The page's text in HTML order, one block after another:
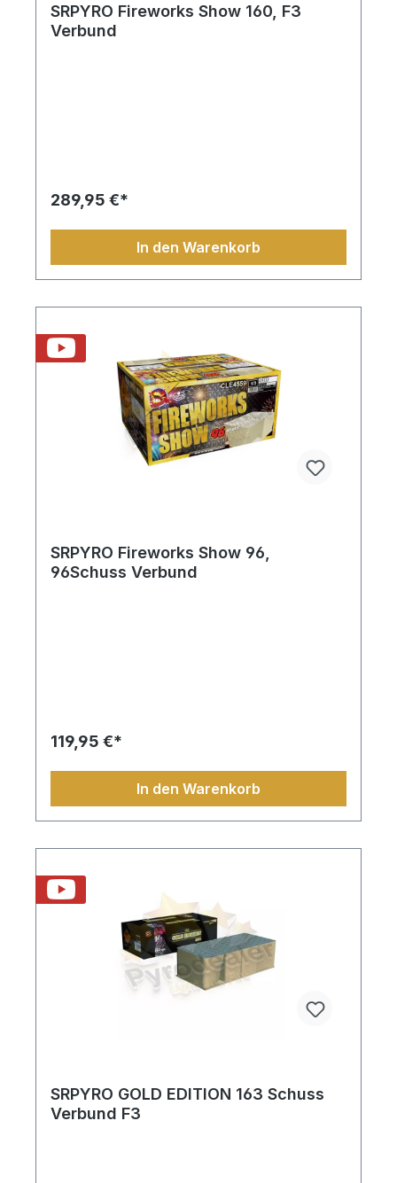
SRPYRO Fireworks Show 160, F3
Verbund
289,95 €*
In den Warenkorb
SRPYRO Fireworks Show 96,
96Schuss Verbund
119,95 €*
In den Warenkorb
SRPYRO GOLD EDITION 163 Schuss
Verbund F3